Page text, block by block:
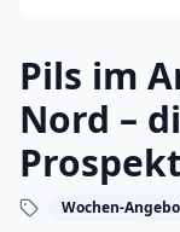
Pils im
Nord –
Prospekt
Wochen-